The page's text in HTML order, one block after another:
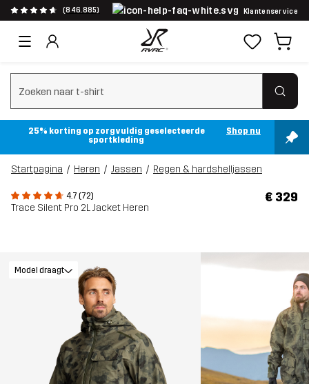
(846.885) Klantenservice
Zoeken wissen
25% korting op zorgvuldig geselecteerde
sportkleding
Shop nu
Startpagina Heren Jassen Regen & hardshelljassen
4.7 (72)
Trace Silent Pro 2L Jacket Heren
€ 329
Model draagt